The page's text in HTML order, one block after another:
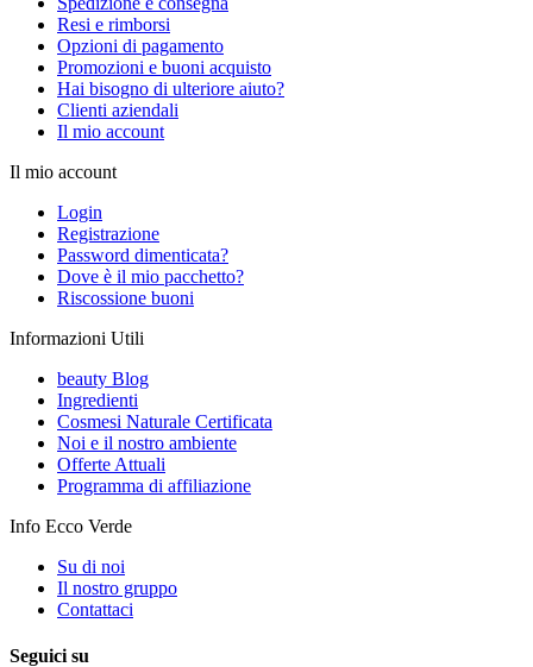
Resi e rimborsi
Opzioni di pagamento
Promozioni e buoni acquisto
Hai bisogno di ulteriore aiuto?
Clienti aziendali
Il mio account
Il mio account
Login
Registrazione
Password dimenticata?
Dove è il mio pacchetto?
Riscossione buoni
Informazioni Utili
beauty Blog
Ingredienti
Cosmesi Naturale Certificata
Noi e il nostro ambiente
Offerte Attuali
Programma di affiliazione
Info Ecco Verde
Su di noi
Il nostro gruppo
Contattaci
Seguici su